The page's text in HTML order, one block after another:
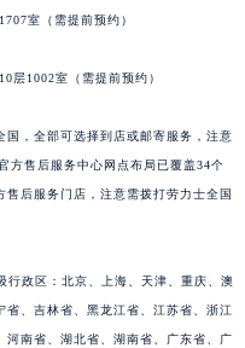
室（需提前预约）
层1002室（需提前预约）
国，全部可选择到店或邮寄服务，注意
方售后服务中心网点布局已覆盖34个
后服务门店，注意需拨打劳力士全国
行政区：北京、上海、天津、重庆、澳
、吉林省、黑龙江省、江苏省、浙江
南省、湖北省、湖南省、广东省、广